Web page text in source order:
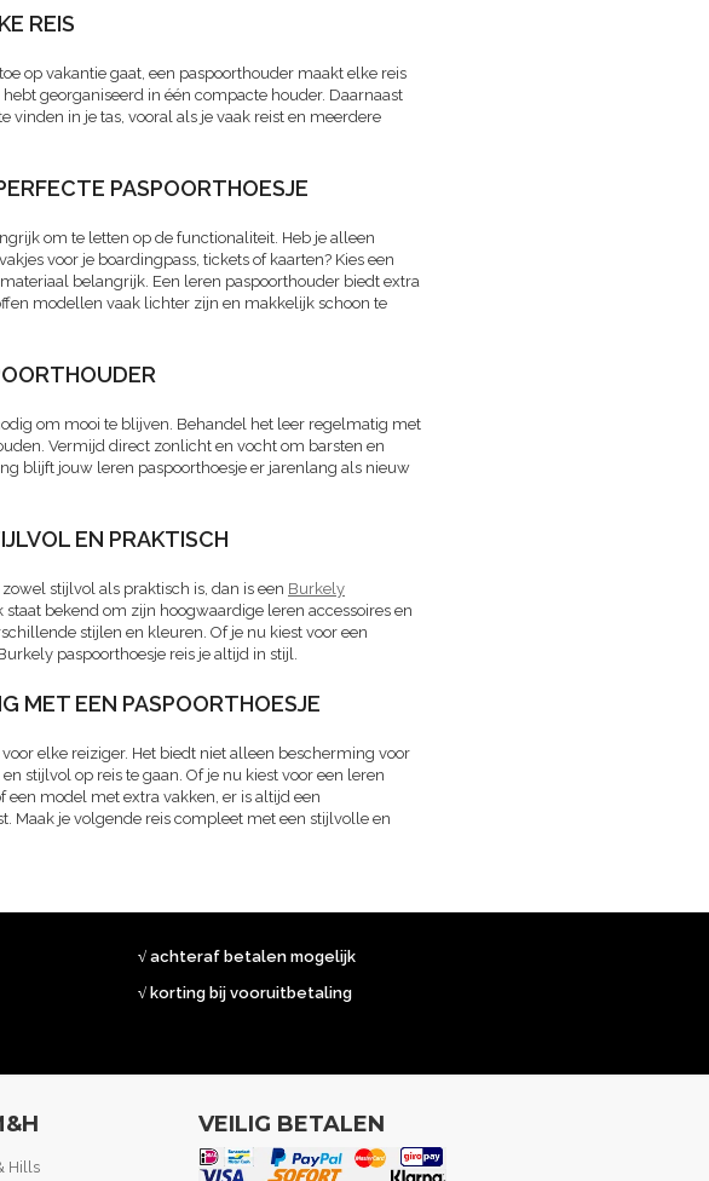
REIS
op vakantie gaat, een paspoorthouder maakt elke reis
georganiseerd in één compacte houder. Daarnaast
vinden in je tas, vooral als je vaak reist en meerdere
PASPOORTHOESJE
om te letten op de functionaliteit. Heb je alleen
voor je boardingpass, tickets of kaarten? Kies een
belangrijk. Een leren paspoorthouder biedt extra
modellen vaak lichter zijn en makkelijk schoon te
om mooi te blijven. Behandel het leer regelmatig met
Vermijd direct zonlicht en vocht om barsten en
blijft jouw leren paspoorthoesje er jarenlang als nieuw
EN PRAKTISCH
stijlvol als praktisch is, dan is een Burkely
bekend om zijn hoogwaardige leren accessoires en
stijlen en kleuren. Of je nu kiest voor een
paspoorthoesje reis je altijd in stijl.
MET EEN PASPOORTHOESJE
elke reiziger. Het biedt niet alleen bescherming voor
stijlvol op reis te gaan. Of je nu kiest voor een leren
een model met extra vakken, er is altijd een
Maak je volgende reis compleet met een stijlvolle en
√ achteraf betalen mogelijk
√ korting bij vooruitbetaling
Hills
VEILIG BETALEN